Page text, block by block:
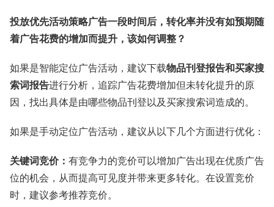
投放优先活动策略广告一段时间后，转化率并没有如预期随
着广告花费的增加而提升，该如何调整？
如果是智能定位广告活动，建议下载物品刊登报告和买家搜
索词报告进行分析，追踪广告花费增加但未转化提升的原
因，找出具体是由哪些物品刊登以及买家搜索词造成的。
如果是手动定位广告活动，建议从以下几个方面进行优化：
关键词竞价： 有竞争力的竞价可以增加广告出现在优质广告
位的机会，从而提高可见度并带来更多转化。在设置竞价
时，建议参考推荐竞价。